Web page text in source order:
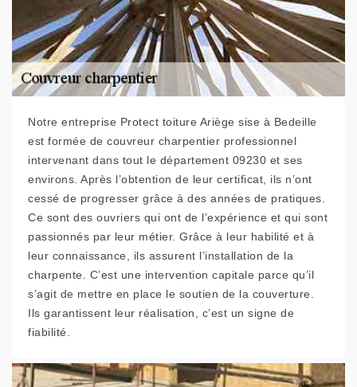
Notre entreprise Protect toiture Ariège sise à Bedeille
est formée de couvreur charpentier professionnel
intervenant dans tout le département 09230 et ses
environs. Après l’obtention de leur certificat, ils n’ont
cessé de progresser grâce à des années de pratiques.
Ce sont des ouvriers qui ont de l’expérience et qui sont
passionnés par leur métier. Grâce à leur habilité et à
leur connaissance, ils assurent l’installation de la
charpente. C’est une intervention capitale parce qu’il
s’agit de mettre en place le soutien de la couverture.
Ils garantissent leur réalisation, c’est un signe de
fiabilité.